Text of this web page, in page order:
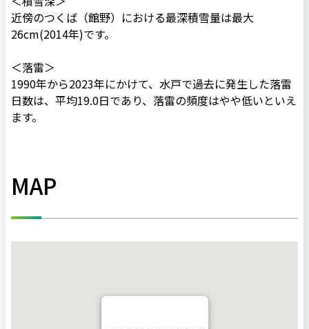
近傍のつくば（館野）における最深積雪量は最大
26cm(2014年)です。
＜落雷＞
1990年から2023年にかけて、水戸で過去に発生した落雷
日数は、平均19.0日であり、落雷の頻度はやや低いといえ
ます。
MAP